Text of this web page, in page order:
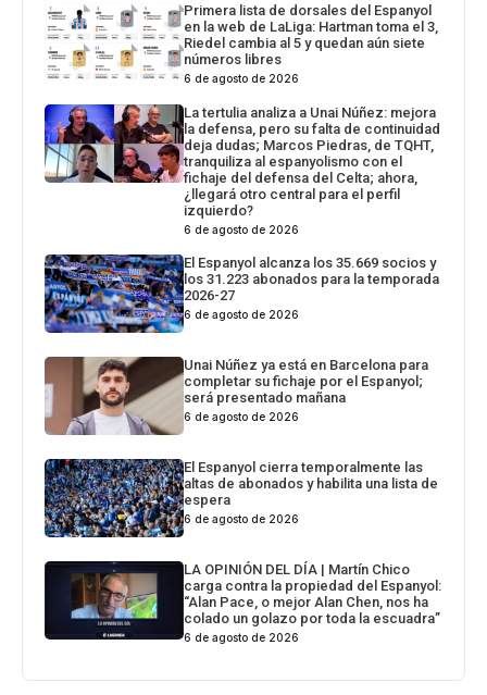
Primera lista de dorsales del Espanyol
en la web de LaLiga: Hartman toma el 3,
Riedel cambia al 5 y quedan aún siete
números libres
6 de agosto de 2026
La tertulia analiza a Unai Núñez: mejora
la defensa, pero su falta de continuidad
deja dudas; Marcos Piedras, de TQHT,
tranquiliza al espanyolismo con el
fichaje del defensa del Celta; ahora,
¿llegará otro central para el perfil
izquierdo?
6 de agosto de 2026
El Espanyol alcanza los 35.669 socios y
los 31.223 abonados para la temporada
2026-27
6 de agosto de 2026
Unai Núñez ya está en Barcelona para
completar su fichaje por el Espanyol;
será presentado mañana
6 de agosto de 2026
El Espanyol cierra temporalmente las
altas de abonados y habilita una lista de
espera
6 de agosto de 2026
LA OPINIÓN DEL DÍA | Martín Chico
carga contra la propiedad del Espanyol:
“Alan Pace, o mejor Alan Chen, nos ha
colado un golazo por toda la escuadra”
6 de agosto de 2026